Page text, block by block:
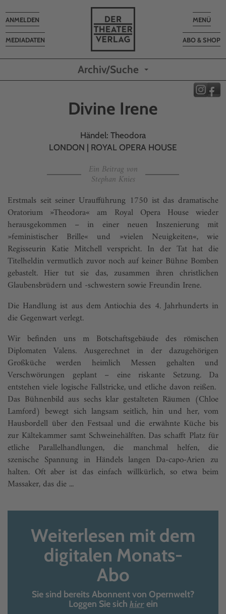
Toggle
MENÜ
ABO & SHOP
MEDIADATEN
Toggle
navigation
ANMELDEN
Archiv/Suche
Divine Irene
Händel: Theodora
LONDON | ROYAL OPERA HOUSE
Ein Beitrag von
Stephan Knies
Erstmals seit seiner Uraufführung 1750 ist das dramatische
Oratorium »Theodora« am Royal Opera House wieder
herausgekommen – in einer neuen Inszenierung mit
»feministischer Brille« und »vielen Neuigkeiten«, wie
Regisseurin Katie Mitchell verspricht. In der Tat hat die
Titelheldin vermutlich zuvor noch auf keiner Bühne Bomben
gebastelt. Hier tut sie das, zusammen ihren christlichen
Glaubensbrüdern und -schwestern sowie Freundin Irene.
Die Handlung ist aus dem Antiochia des 4. Jahrhunderts in
die Gegenwart verlegt.
Wir befinden uns m Botschaftsgebäude des römischen
Diplomaten Valens. Ausgerechnet in der dazugehörigen
Großküche werden heimlich Messen gehalten und
Verschwörungen geplant – eine riskante Setzung. Da
entstehen viele logische Fallstricke, und etliche davon reißen.
Das Bühnenbild aus sechs klar gestalteten Räumen (Chloe
Lamford) bewegt sich langsam seitlich, hin und her, vom
Hausbordell über den Festsaal und die erwähnte Küche bis
zur Kältekammer samt Schweinehälften. Das schafft Platz für
etliche Parallelhandlungen, die manchmal helfen, die
szenische Spannung in Händels langen Da-capo-Arien zu
halten. Oft aber ist das einfach willkürlich, so etwa beim
Massaker, das die ...
Weiterlesen mit dem
digitalen Monats-
Abo
Sie sind bereits Abonnent von Opernwelt?
Loggen Sie sich hierein